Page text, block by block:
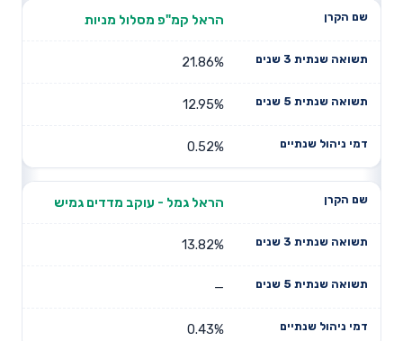
הראל קמ"פ מסלול מניות
21.86%
12.95%
0.52%
הראל גמל - עוקב מדדים גמיש
13.82%
—
0.43%